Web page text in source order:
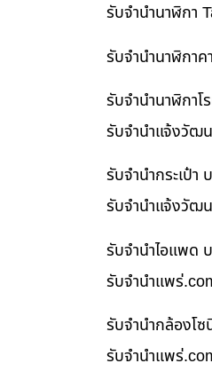
รับจำนำนาฬิกา
รับจำนำนาฬิกา
รับจำนำนาฬิกา
รับจํานําแจ้งวัฒ
รับจำนำกระเป๋
รับจํานําแจ้งวัฒ
รับจำนำไอแพด
รับจํานําแพร่
รับจำนำกล้องโ
รับจํานําแพร่